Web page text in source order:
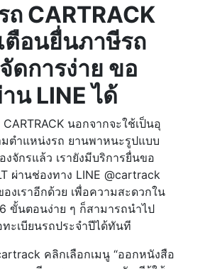
ถ CARTRACK
ตือนยื่นภาษีรถ
ดการง่าย ขอ
น LINE ได้
นอกจากจะใช้เป็นอุ
ตำแหน่งรถ ยานพาหนะรูปแบบ
งจักรแล้ว เรายังมีบริการยื่นขอ
ผ่านช่องทาง LINE @cartrack
งเราอีกด้วย เพื่อความสะดวกใน
ขั้นตอนง่าย ๆ ก็สามารถนำไป
ะเบียนรถประจำปีได้ทันที
คลิกเลือกเมนู “ออกหนังสือ